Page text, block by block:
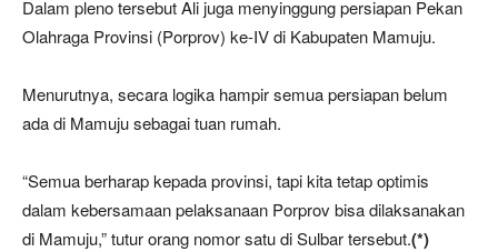
Dalam pleno tersebut Ali juga menyinggung persiapan Pekan
Olahraga Provinsi (Porprov) ke-IV di Kabupaten Mamuju.
Menurutnya, secara logika hampir semua persiapan belum
ada di Mamuju sebagai tuan rumah.
“Semua berharap kepada provinsi, tapi kita tetap optimis
dalam kebersamaan pelaksanaan Porprov bisa dilaksanakan
di Mamuju,” tutur orang nomor satu di Sulbar tersebut.(*)